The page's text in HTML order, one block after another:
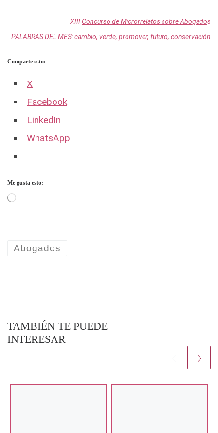
XIIIConcurso de Microrrelatos sobre Abogados
PALABRAS DEL MES: cambio, verde, promover, futuro, conservación
Comparte esto:
X
Facebook
LinkedIn
WhatsApp
Me gusta esto:
Cargando...
Abogados
TAMBIÉN TE PUEDE
INTERESAR